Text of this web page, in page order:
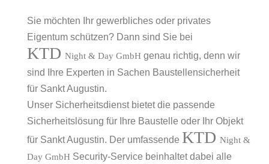
Sie möchten Ihr gewerbliches oder privates
Eigentum schützen? Dann sind Sie bei
KTD Night & Day GmbH genau richtig, denn wir
sind Ihre Experten in Sachen Baustellensicherheit
für Sankt Augustin.
Unser Sicherheitsdienst bietet die passende
Sicherheitslösung für Ihre Baustelle oder Ihr Objekt
für Sankt Augustin. Der umfassende KTD Night &
Day GmbH Security-Service beinhaltet dabei alle